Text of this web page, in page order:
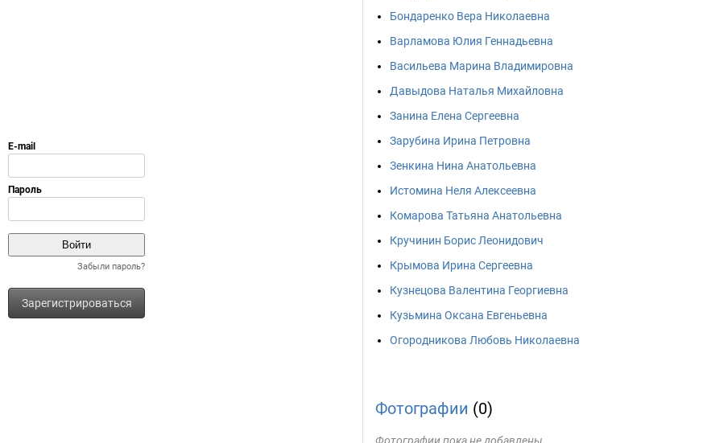
Забыли пароль?
Зарегистрироваться
Бондаренко Вера Николаевна
Варламова Юлия Геннадьевна
Васильева Марина Владимировна
Давыдова Наталья Михайловна
Занина Елена Сергеевна
Зарубина Ирина Петровна
Зенкина Нина Анатольевна
Истомина Неля Алексеевна
Комарова Татьяна Анатольевна
Кручинин Борис Леонидович
Крымова Ирина Сергеевна
Кузнецова Валентина Георгиевна
Кузьмина Оксана Евгеньевна
Огородникова Любовь Николаевна
Фотографии (0)